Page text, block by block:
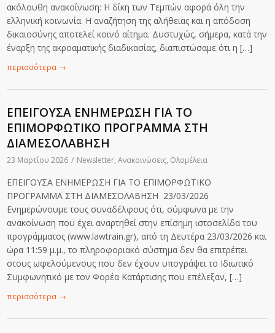
ακόλουθη ανακοίνωση: Η δίκη των Τεμπών αφορά όλη την
ελληνική κοινωνία. Η αναζήτηση της αλήθειας και η απόδοση
δικαιοσύνης αποτελεί κοινό αίτημα. Δυστυχώς, σήμερα, κατά την
έναρξη της ακροαματικής διαδικασίας, διαπιστώσαμε ότι η […]
περισσότερα →
ΕΠΕΙΓΟΥΣΑ ΕΝΗΜΕΡΩΣΗ ΓΙΑ ΤΟ
ΕΠΙΜΟΡΦΩΤΙΚΟ ΠΡΟΓΡΑΜΜΑ ΣΤΗ
ΔΙΑΜΕΣΟΛΑΒΗΣΗ
23 Μαρτίου 2026 / Newsletter,Ανακοινώσεις, Ολομέλεια
ΕΠΕΙΓΟΥΣΑ ΕΝΗΜΕΡΩΣΗ ΓΙΑ ΤΟ ΕΠΙΜΟΡΦΩΤΙΚΟ
ΠΡΟΓΡΑΜΜΑ ΣΤΗ ΔΙΑΜΕΣΟΛΑΒΗΣΗ 23/03/2026
Ενημερώνουμε τους συναδέλφους ότι, σύμφωνα με την
ανακοίνωση που έχει αναρτηθεί στην επίσημη ιστοσελίδα του
προγράμματος (www.lawtrain.gr), από τη Δευτέρα 23/03/2026 και
ώρα 11:59 μ.μ., το πληροφοριακό σύστημα δεν θα επιτρέπει
στους ωφελούμενους που δεν έχουν υπογράψει το Ιδιωτικό
Συμφωνητικό με τον Φορέα Κατάρτισης που επέλεξαν, […]
περισσότερα →